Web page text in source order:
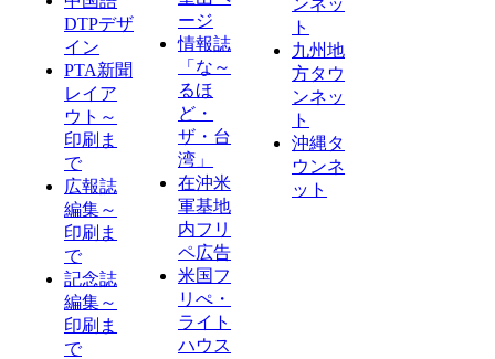
DTPデザ
イン
PTA新聞
レイア
ウト～
印刷ま
で
広報誌
編集～
印刷ま
で
記念誌
編集～
印刷ま
で
ージ
情報誌
「な～
るほ
ど・
ザ・台
湾」
在沖米
軍基地
内フリ
ペ広告
米国フ
リぺ・
ライト
ハウス
ンネッ
ト
九州地
方タウ
ンネッ
ト
沖縄タ
ウンネ
ット